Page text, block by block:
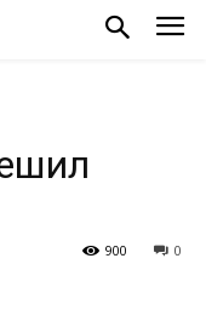
0
900